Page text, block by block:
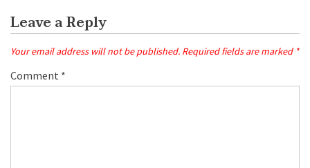
Leave a Reply
Your email address will not be published. Required fields are marked *
Comment *